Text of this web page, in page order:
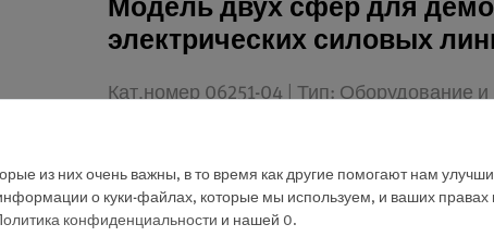
Модель двух сфер для
электрических силовых
Кат.номер 06251-04 | Тип: Оборудование
Учителя/
Профессора
из них очень важны, в то время как другие помогают нам
о куки-файлах, которые мы используем, и ваших правах
Политика конфиденциальности и нашей 0.